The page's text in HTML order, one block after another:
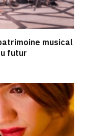
musical
futur